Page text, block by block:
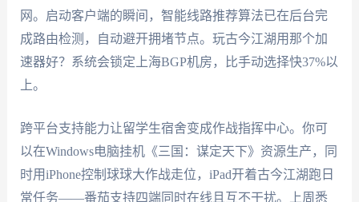
网。启动客户端的瞬间，智能线路推荐算法已在后台完
成路由检测，自动避开拥堵节点。玩古今江湖用那个加
速器好？系统会锁定上海BGP机房，比手动选择快37%以
上。
跨平台支持能力让留学生宿舍变成作战指挥中心。你可
以在Windows电脑挂机《三国：谋定天下》资源生产，同
时用iPhone控制球球大作战走位，iPad开着古今江湖跑日
常任务——番茄支持四端同时在线且互不干扰。上周悉